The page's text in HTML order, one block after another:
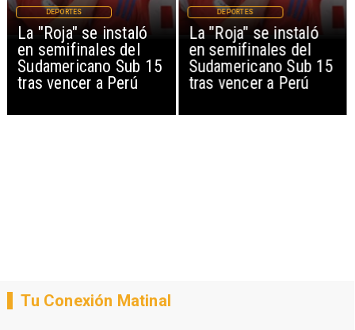
La "Roja" se instaló
en semifinales del
Sudamericano Sub 15
tras vencer a Perú
DEPORTES
La "Roja" se instaló
en semifinales del
Sudamericano Sub 15
tras vencer a Perú
DEPORTES
Tu Conexión Matinal